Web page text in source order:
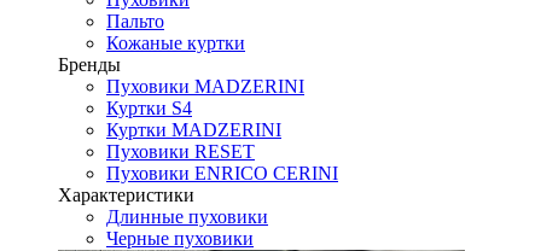
Пальто
Кожаные куртки
Бренды
Пуховики MADZERINI
Куртки S4
Куртки MADZERINI
Пуховики RESET
Пуховики ENRICO CERINI
Характеристики
Длинные пуховики
Черные пуховики